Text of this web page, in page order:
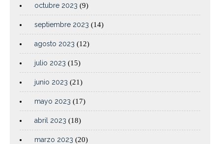
octubre 2023 (9)
septiembre 2023 (14)
agosto 2023 (12)
julio 2023 (15)
junio 2023 (21)
mayo 2023 (17)
abril 2023 (18)
marzo 2023 (20)